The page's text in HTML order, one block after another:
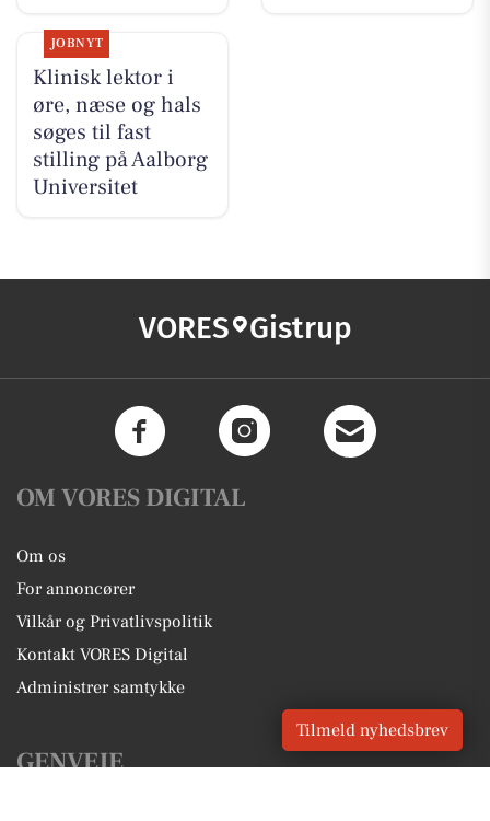
JOBNYT
Klinisk lektor i
øre, næse og hals
søges til fast
stilling på Aalborg
Universitet
VORES Gistrup
OM VORES DIGITAL
Om os
For annoncører
Vilkår og Privatlivspolitik
Kontakt VORES Digital
Administrer samtykke
GENVEJE
Tilmeld nyhedsbrev